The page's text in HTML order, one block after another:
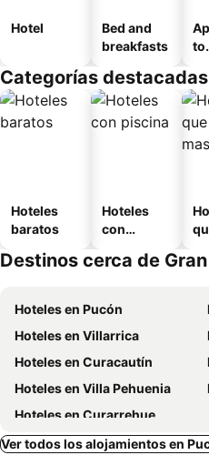
Hotel
Bed and
breakfasts
to
o
Categorías
Hoteles
baratos
Hoteles
con
Destinos cerca de
Hoteles en Pucón
Hoteles en Villarrica
Hoteles en Curacautín
Hoteles en Villa Pehuenia
Hoteles en Curarrehue
Ver todos los alojamientos en